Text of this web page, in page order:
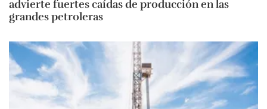
advierte fuertes caídas de producción en las
grandes petroleras